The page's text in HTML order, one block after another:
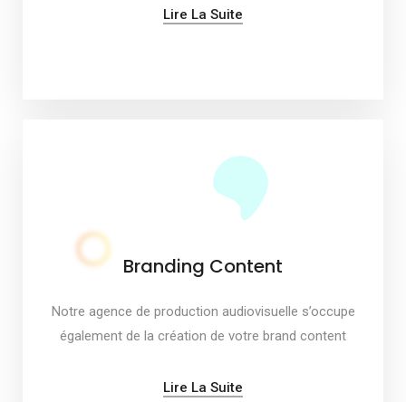
Lire La Suite
Branding Content
Notre agence de production audiovisuelle s’occupe
également de la création de votre brand content
Lire La Suite